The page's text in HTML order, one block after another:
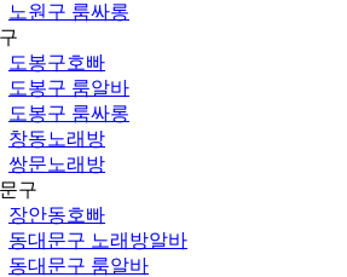
노원구 룸싸롱
도봉구호빠
도봉구 룸알바
도봉구 룸싸롱
창동노래방
쌍문노래방
구
장안동호빠
동대문구 노래방알바
동대문구 룸알바